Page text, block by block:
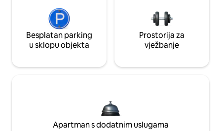
Besplatan parking
u sklopu objekta
Prostorija za
vježbanje
Apartman s dodatnim uslugama